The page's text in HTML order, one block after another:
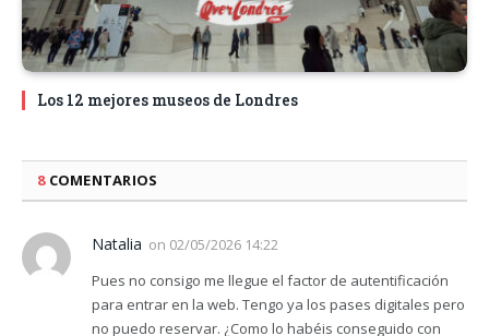
Los 12 mejores museos de Londres
8COMENTARIOS
Natalia on 02/05/2026 14:22
Pues no consigo me llegue el factor de autentificación
para entrar en la web. Tengo ya los pases digitales pero
no puedo reservar. ¿Como lo habéis conseguido con